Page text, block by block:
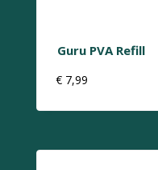
Guru PVA Refill
€ 7,99